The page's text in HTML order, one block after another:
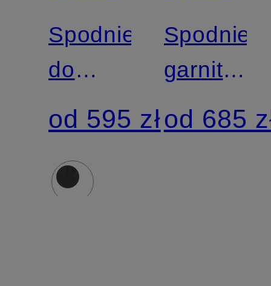
Spodnie
do
garnituru
PER
Modern
od 595 zł
Spodnie
PER
modern
od 685